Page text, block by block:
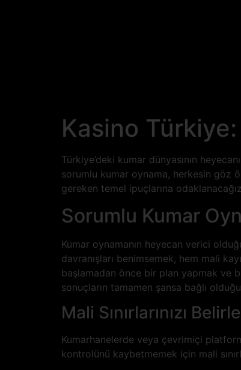
Kasino
Türkiye’deki kumar dünyasının
sorumlu kumar oynama, herkesin göz
gereken temel ipuçlarına
Sorumlu Kumar
Kumar oynamanın heyecan verici
davranışları benimsemek, hem mali
başlamadan önce bir plan yapmak ve
sonuçların tamamen şansa bağlı
Mali Sınırlarınızı
Kumarhanelerde veya çevrimiçi
kontrolünü kaybetmemek için mali